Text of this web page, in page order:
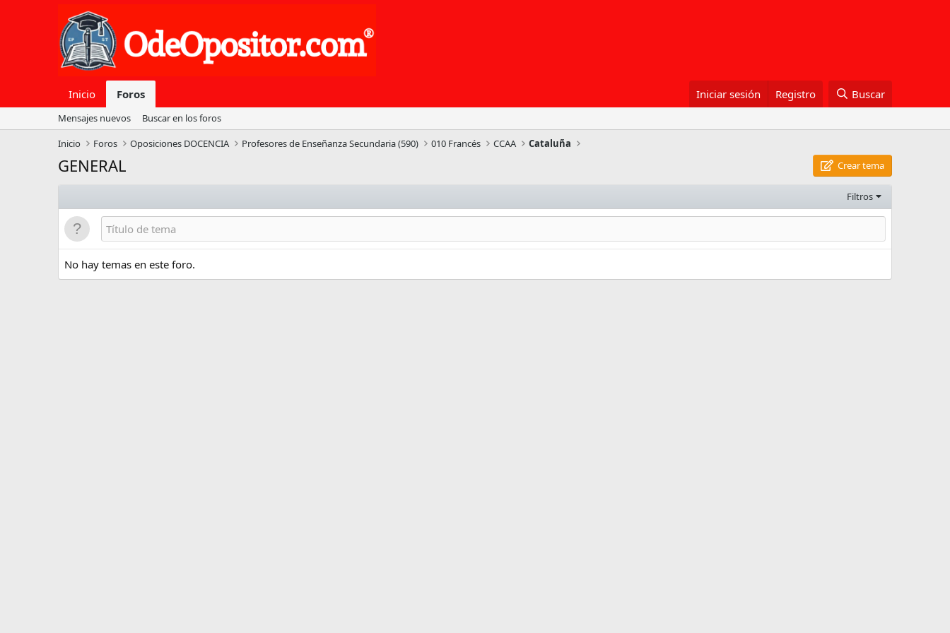
Inicio Foros Iniciar sesión Registro Buscar
Mensajes nuevos
Buscar en los foros
Inicio
Foros Oposiciones DOCENCIA Profesores de Enseñanza Secundaria (590) 010 Francés CCAA Cataluña
GENERAL Crear tema
Filtros
No hay temas en este foro.